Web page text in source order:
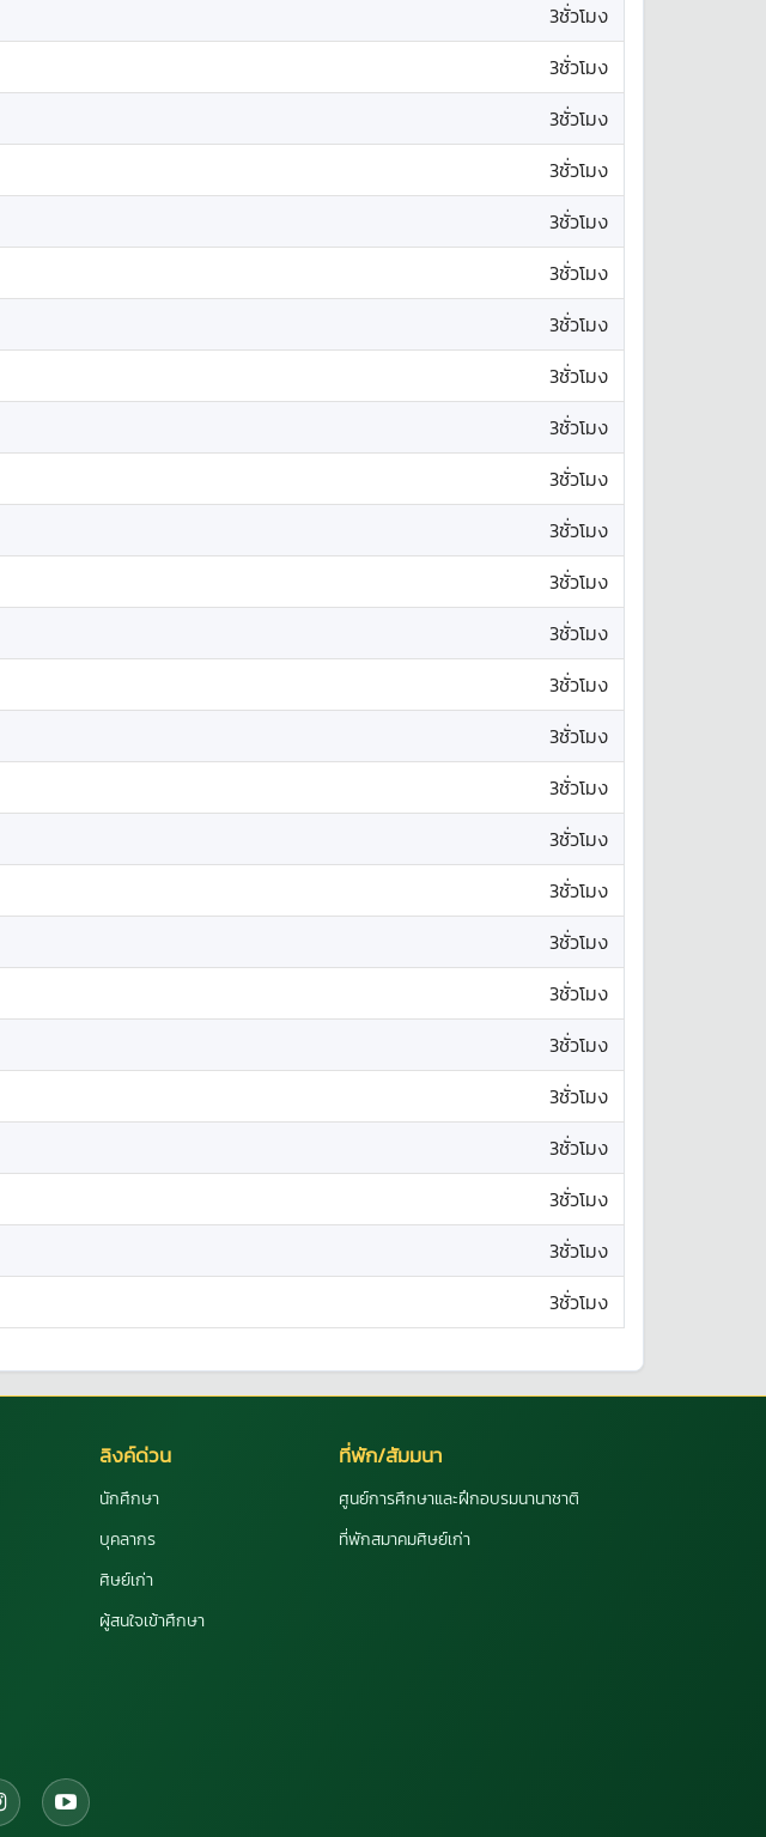
3ชั่วโมง
3ชั่วโมง
3ชั่วโมง
3ชั่วโมง
3ชั่วโมง
3ชั่วโมง
3ชั่วโมง
3ชั่วโมง
3ชั่วโมง
3ชั่วโมง
3ชั่วโมง
3ชั่วโมง
3ชั่วโมง
3ชั่วโมง
3ชั่วโมง
3ชั่วโมง
3ชั่วโมง
3ชั่วโมง
3ชั่วโมง
3ชั่วโมง
3ชั่วโมง
3ชั่วโมง
3ชั่วโมง
3ชั่วโมง
3ชั่วโมง
3ชั่วโมง
ลิงค์ด่วน
นักศึกษา
บุคลากร
ศิษย์เก่า
ผู้สนใจเข้าศึกษา
ที่พัก/สัมมนา
ศูนย์การศึกษาและฝึกอบรมนานาชาติ
ที่พักสมาคมศิษย์เก่า